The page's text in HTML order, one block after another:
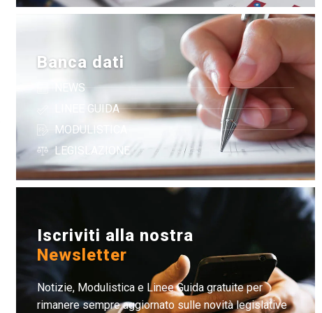
Banca dati
NEWS
LINEE GUIDA
MODULISTICA
LEGISLAZIONE
Iscriviti alla nostra
Newsletter
Notizie, Modulistica e Linee Guida gratuite per
rimanere sempre aggiornato sulle novità legislative